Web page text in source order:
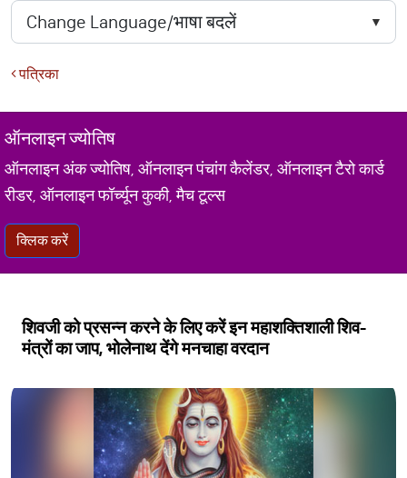
पत्रिका
ऑनलाइन ज्योतिष
ऑनलाइन अंक ज्योतिष, ऑनलाइन पंचांग कैलेंडर, ऑनलाइन टैरो कार्ड
रीडर, ऑनलाइन फॉर्च्यून कुकी, मैच टूल्स
क्लिक करें
शिवजी को प्रसन्न करने के लिए करें इन महाशक्तिशाली शिव-
मंत्रों का जाप, भोलेनाथ देंगे मनचाहा वरदान